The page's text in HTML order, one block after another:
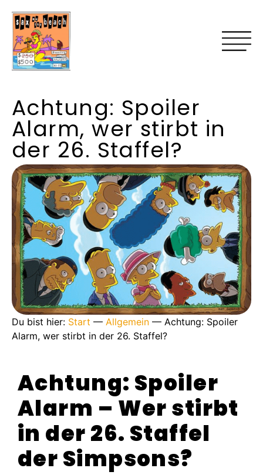
Achtung: Spoiler
Alarm, wer stirbt in
der 26. Staffel?
Du bist hier: Start — Allgemein — Achtung: Spoiler
Alarm, wer stirbt in der 26. Staffel?
Achtung: Spoiler
Alarm – Wer stirbt
in der 26. Staffel
der Simpsons?